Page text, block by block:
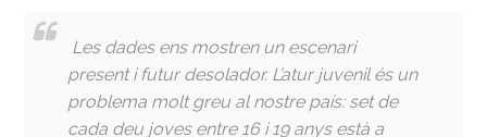
Les dades ens mostren un escenari
present i futur desolador. L’atur juvenil és un
problema molt greu al nostre país: set de
cada deu joves entre 16 i 19 anys està a